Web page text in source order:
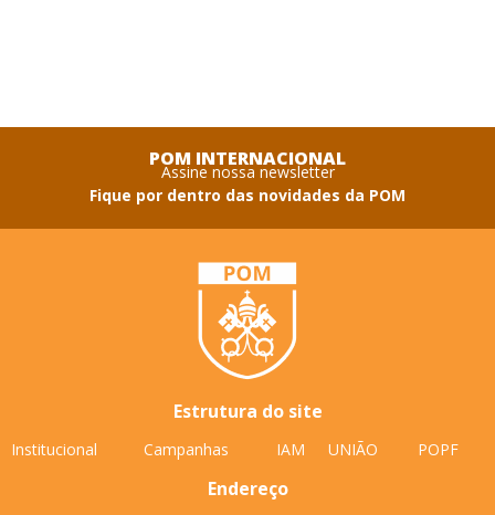
POM INTERNACIONAL
Assine nossa newsletter
Fique por dentro das novidades da POM
Estrutura do site
Institucional Campanhas IAM UNIÃO POPF
Endereço